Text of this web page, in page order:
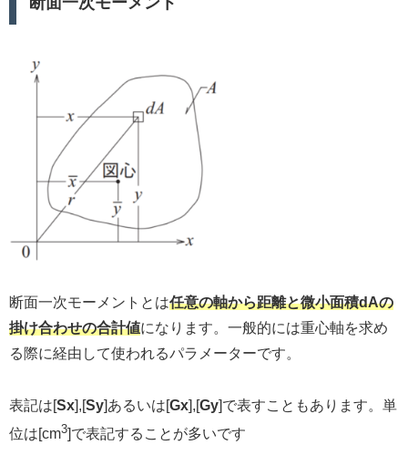
断面一次モーメントとは任意の軸から距離と微小面積dAの
掛け合わせの合計値になります。一般的には重心軸を求め
る際に経由して使われるパラメーターです。
表記は[Sx],[Sy]あるいは[Gx],[Gy]で表すこともあります。単
位は[cm3 ]で表記することが多いです